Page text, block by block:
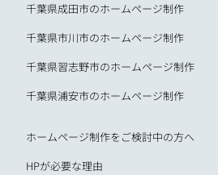
千葉県成田市のホームページ制作
千葉県市川市のホームページ制作
千葉県習志野市のホームページ制作
千葉県浦安市のホームページ制作
ホームページ制作をご検討中の方へ
HPが必要な理由